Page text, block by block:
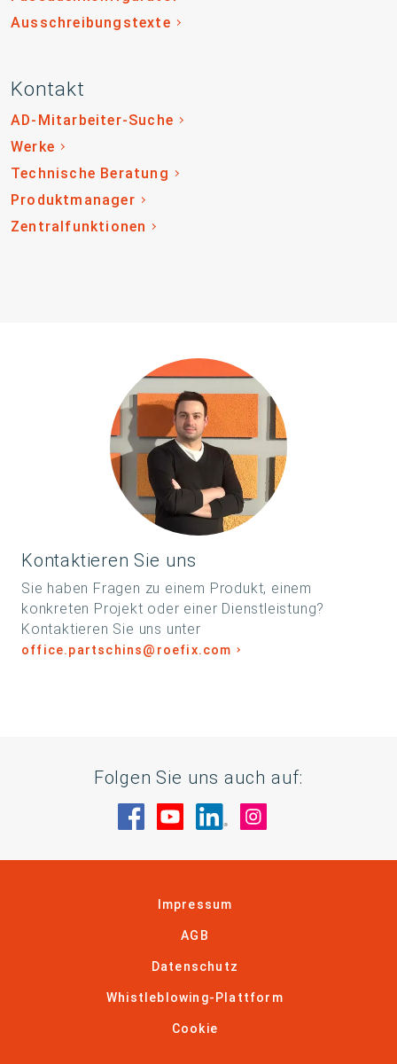
Ausschreibungstexte
Kontakt
AD-Mitarbeiter-Suche
Werke
Technische Beratung
Produktmanager
Zentralfunktionen
Kontaktieren Sie uns
Sie haben Fragen zu einem Produkt, einem
konkreten Projekt oder einer Dienstleistung?
Kontaktieren Sie uns unter
office.partschins@roefix.com
Folgen Sie uns auch auf:
Besuche uns auf Facebook
Besuche uns auf YouTube
Besuche uns auf
Impressum
AGB
Datenschutz
Whistleblowing-Plattform
Cookie